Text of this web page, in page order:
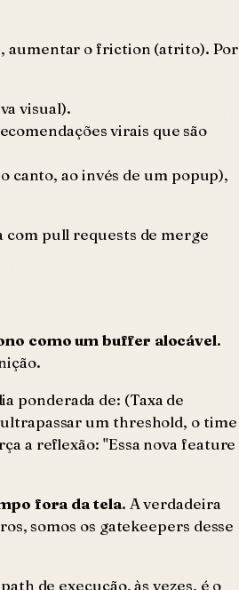
aumentar ofriction (atrito). Por
visual).
virais que são
canto, ao invés de um popup),
com pull requests de merge
como um buffer alocável.
ponderada de: (Taxa de
um threshold, o time
a reflexão: "Essa nova feature
fora da tela. A verdadeira
somos os gatekeepers desse
de execução, às vezes, é o